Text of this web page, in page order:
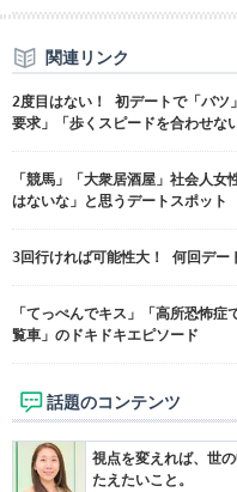
関連リンク
2度目はない！ 初デートで「バツ
要求」「歩くスピードを合わせな
「競馬」「大衆居酒屋」社会人
はないな」と思うデートスポット
3回行ければ可能性大！ 何回デー
「てっぺんでキス」「高所恐怖
覧車」のドキドキエピソード
話題のコンテンツ
視点を変えれば、世
たえたいこと。